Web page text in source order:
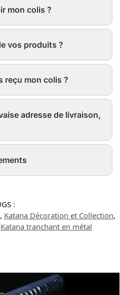
mon colis ?
vos produits ?
reçu mon colis ?
adresse de livraison,
:
, Katana Décoration et Collection,
Katana tranchant en métal